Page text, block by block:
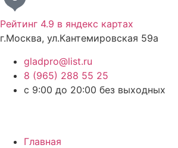
Рейтинг 4.9 в яндекс картах
г.Москва, ул.Кантемировская 59а
gladpro@list.ru
8 (965) 288 55 25
с 9:00 до 20:00 без выходных
Главная